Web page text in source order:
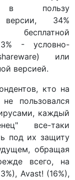
в пользу
версии, 34%
бесплатной
- условно-
или
версией.
кто на
пользовался
каждый
все-таки
под их защиту
обращая
всего, на
Avast! (16%),